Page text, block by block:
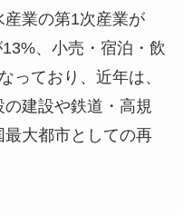
業の第1次産業が
、小売・宿泊・飲
っており、近年は、
建設や鉄道・高規
大都市としての再